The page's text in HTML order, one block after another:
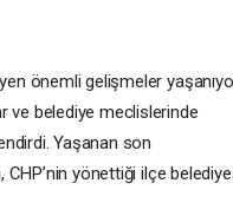
önemli gelişmeler
ve belediye meclislerinde
Yaşanan son
CHP’nin yönettiği ilçe